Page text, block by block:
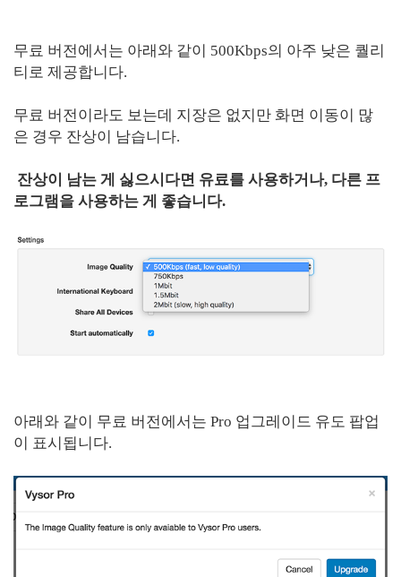
무료 버전에서는 아래와 같이 500Kbps의 아주 낮은 퀄리
티로 제공합니다.
무료 버전이라도 보는데 지장은 없지만 화면 이동이 많
은 경우 잔상이 남습니다.
잔상이 남는 게 싫으시다면 유료를 사용하거나, 다른 프
로그램을 사용하는 게 좋습니다.
아래와 같이 무료 버전에서는 Pro 업그레이드 유도 팝업
이 표시됩니다.